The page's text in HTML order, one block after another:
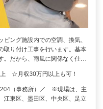
ング施設内での空調、換気、
取り付け工事を行います。基本
。だから、雨風に関係なく仕…
☆月収30万円以上も可！
204（事務所）／ ※現場は、主
江東区、墨田区、中央区、足立